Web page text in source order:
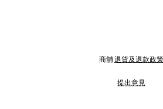
商舖退貨及退款政策
提出意見